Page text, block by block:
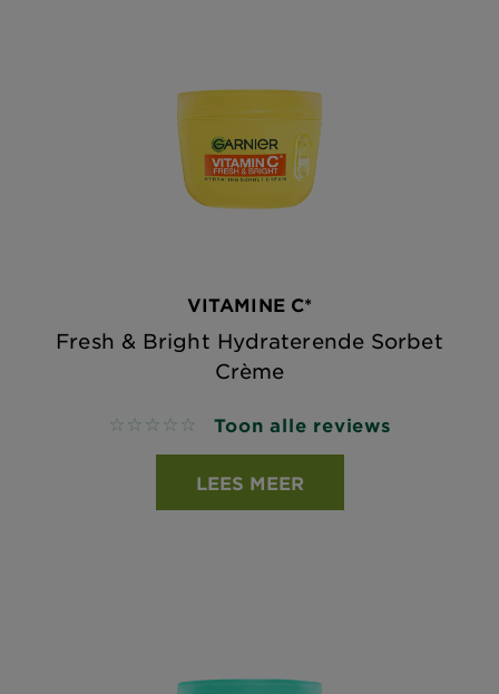
VITAMINE C*
Fresh & Bright Hydraterende Sorbet
Crème
No reviews Toon alle reviews
LEES MEER